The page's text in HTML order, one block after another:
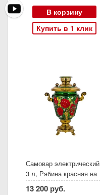
В корзину
Купить в 1 клик
Самовар электрический
3 л, Рябина красная на
зеленом фоне, конус
13 200 руб.